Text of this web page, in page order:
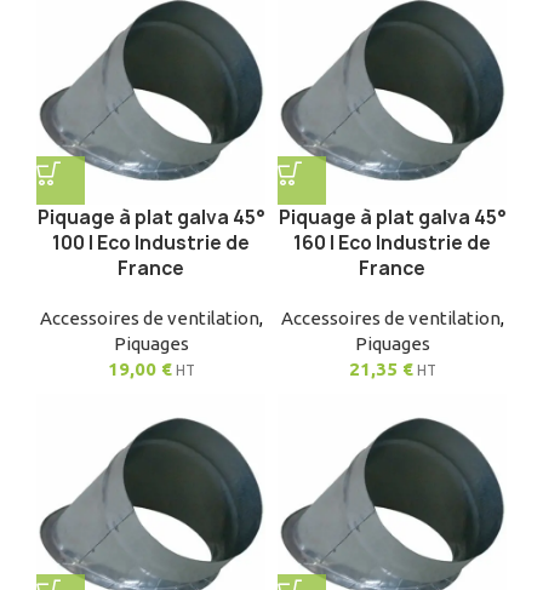
Piquage à plat galva 45°
100 | Eco Industrie de
France
Accessoires de ventilation,
Piquages
19,00 € HT
Piquage à plat galva 45°
160 | Eco Industrie de
France
Accessoires de ventilation,
Piquages
21,35 € HT